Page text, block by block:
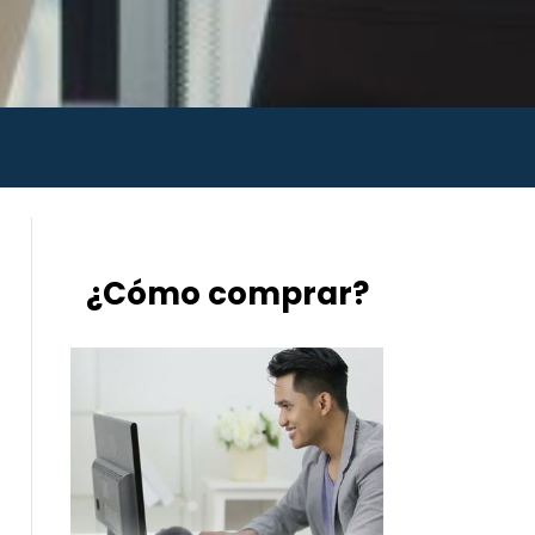
¿Cómo comprar?